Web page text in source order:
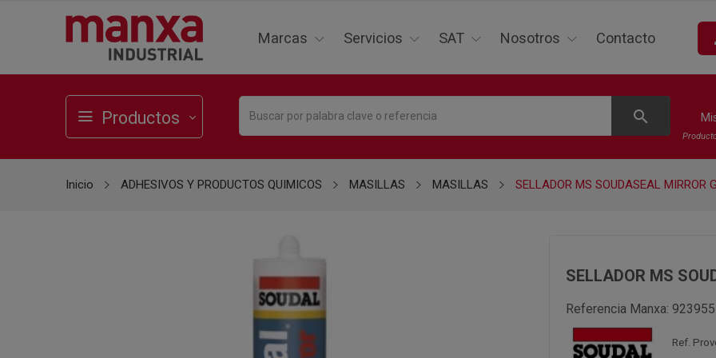
Marcas Servicios SAT Nosotros Contacto
Productos search
Inicio ADHESIVOS Y PRODUCTOS QUIMICOS MASILLAS MASILLAS SELLADOR MS SOUDASEAL MIRROR
SELLADOR MS
Referencia Manxa: 923955
Ref.